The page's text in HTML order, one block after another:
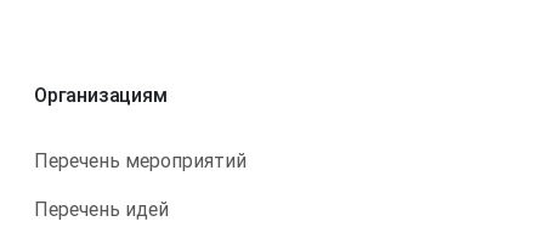
Организациям
Перечень мероприятий
Перечень идей